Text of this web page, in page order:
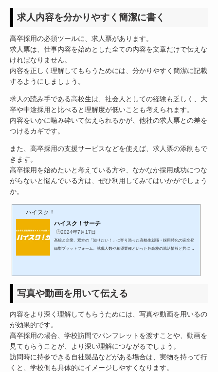
求人内容を分かりやすく簡潔に書く
高卒採用の必須ツールに、求人票があります。
求人票は、仕事内容を始めとした全ての内容を文章だけで伝えな
ければなりません。
内容を正しく理解してもらうためには、分かりやすく簡潔に記載
するようにしましょう。
求人の読み手である高校生は、社会人としての経験も乏しく、大
卒や中途採用と比べると理解度が低いことも考えられます。
内容をいかに噛み砕いて伝えられるかが、他社の求人票との差を
つけるカギです。
また、高卒採用の支援サービスなどを使えば、求人票の添削もで
きます。
高卒採用を始めたいと考えている方や、なかなか採用成功につな
がらないと悩んでいる方は、ぜひ利用してみてはいかがでしょう
か。
ハイスク！
ハイスク！サーチ
2024年7月17日
高校と企業、双方の「知りたい！」に寄り添った高校生就職・採用特化の完全登
録型プラットフォーム。就職人数や希望業種といった各高校の就活情報と共に、
写真や動画を用いて伝える
内容をより深く理解してもらうためには、写真や動画を用いるの
が効果的です。
高卒採用の場合、学校訪問でパンフレットを渡すことや、動画を
見てもらうことが、より深い理解につながるでしょう。
訪問時に持参できる自社製品などがある場合は、実物を持って行
くと、学校側も具体的にイメージしやすくなります。